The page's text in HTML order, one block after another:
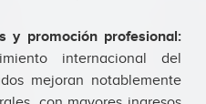
y promoción profesional:
internacional del
mejoran notablemente